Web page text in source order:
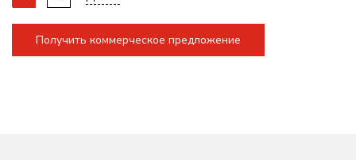
Получить коммерческое предложение